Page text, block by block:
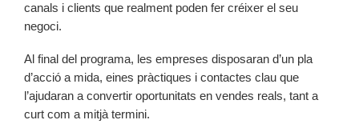
canals i clients que realment poden fer créixer el seu
negoci.
Al final del programa, les empreses disposaran d’un pla
d’acció a mida, eines pràctiques i contactes clau que
l’ajudaran a convertir oportunitats en vendes reals, tant a
curt com a mitjà termini.